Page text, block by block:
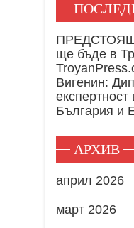
ще бъде в
Вигенин:
България и
АРХИВ
април 2026
март 2026